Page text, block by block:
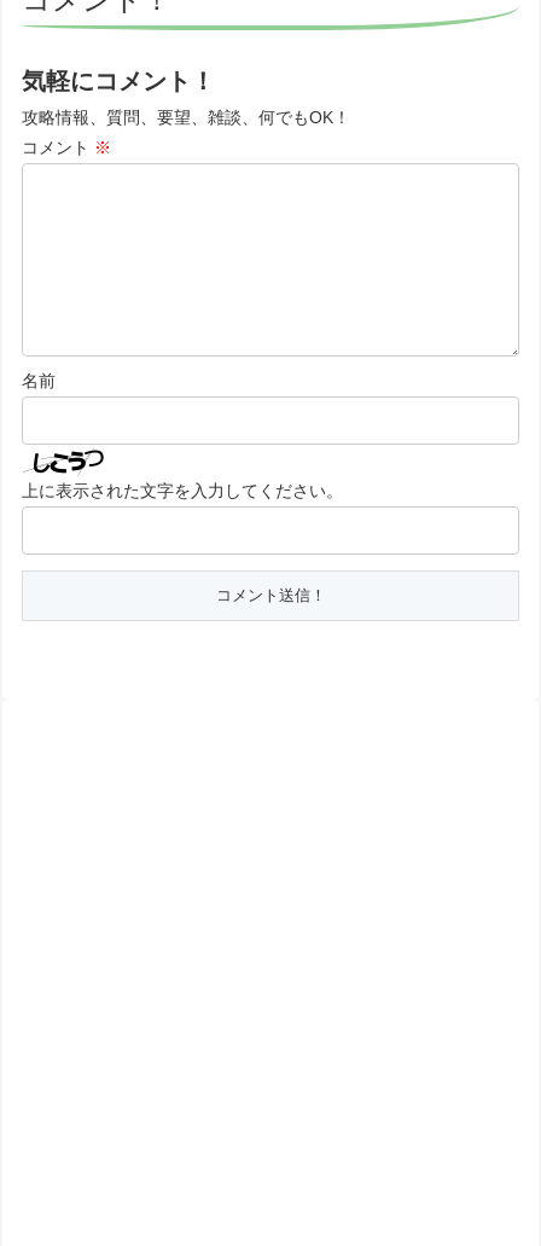
気軽にコメント！
攻略情報、質問、要望、雑談、何でもOK！
コメント ※
名前
上に表示された文字を入力してください。